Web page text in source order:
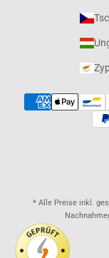
* Alle Preise inkl.